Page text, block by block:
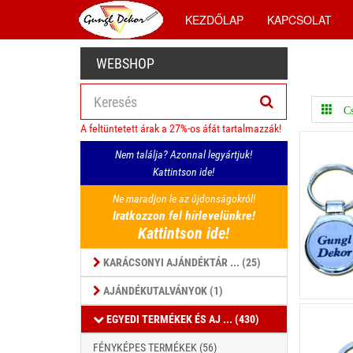
KEZDŐLAP KAPCSOLAT
WEBSHOP
A feltüntetett árak a 27%-os áfát tartalmazzák!
Nem találja? Azonnal legyártjuk!
Kattintson ide!
Ne maradjon le az újdonságokról!
Iratkozzon fel hírlevelünkre!
Kattintson ide!
KARÁCSONYI AJÁNDÉKTÁR ... (25)
AJÁNDÉKUTALVÁNYOK (1)
EGYEDI TERMÉKEK ÉS AJ ... (430)
FÉNYKÉPES TERMÉKEK (56)